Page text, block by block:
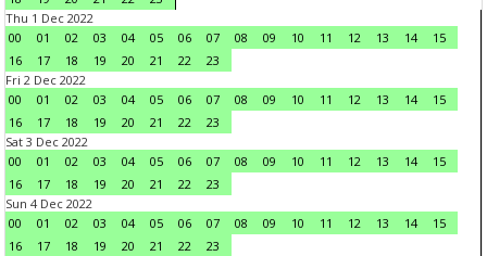
Thu 1 Dec 2022
00
01 02 03 04 05 06 07 08 09 10 11 12 13 14
15
16
17 18 19 20 21 22
23
Fri 2 Dec 2022
00
01 02 03 04 05 06 07 08 09 10 11 12 13 14
15
16
17 18 19 20 21 22
23
Sat 3 Dec 2022
00
01 02 03 04 05 06 07 08 09 10 11 12 13 14
15
16
17 18 19 20 21 22
23
Sun 4 Dec 2022
00
01 02 03 04 05 06 07 08 09 10 11 12 13 14
15
16
17 18 19 20 21 22
23